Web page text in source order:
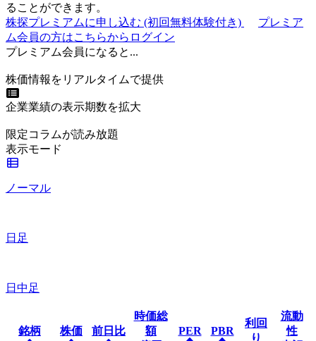
ることができます。
株探プレミアムに申し込む (初回無料体験付き)
プレミア
ム会員の方はこちらからログイン
プレミアム会員になると...
株価情報をリアルタイムで提供
企業業績の表示期数を拡大
限定コラムが読み放題
表示モード
ノーマル
日足
日中足
銘柄 株価 前日比
時価総
額
PER PBR
利回
り
流動
性